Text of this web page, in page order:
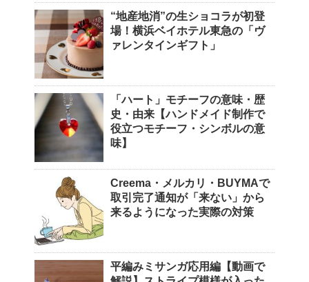
“地産地消”の生ショコラが初登
場！横浜ベイホテル東急の「ヴ
ァレンタインギフト」
「ハート」モチーフの意味・歴
史・由来【ハンドメイド制作で
役立つモチーフ・シンボルの意
味】
Creema・メルカリ・BUYMAで
取引完了通知が「来ない」から
来るようになった実際の対策
平編みミサンガ応用編【動画で